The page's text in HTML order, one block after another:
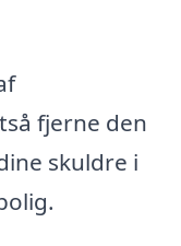
fjerne den
skuldre i